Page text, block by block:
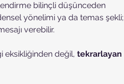
bilinçli düşünceden
yönelimi ya da temas şekli;
verebilir.
eksikliğinden değil, tekrarlayan